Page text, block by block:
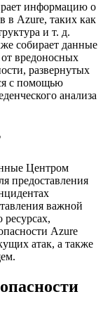
информацию о
в Azure, таких как
и т. д.
собирает данные
вредоносных
развернутых
с помощью
анализа
Центром
предоставления
важной
Azure
атак, а также